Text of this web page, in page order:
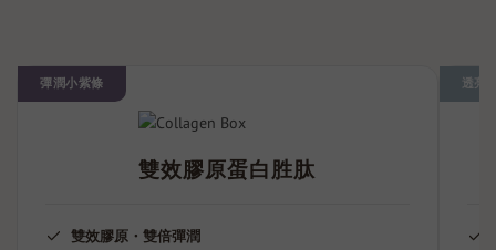
彈潤小紫條
雙效膠原蛋白胜肽
雙效膠原・雙倍彈潤
透亮